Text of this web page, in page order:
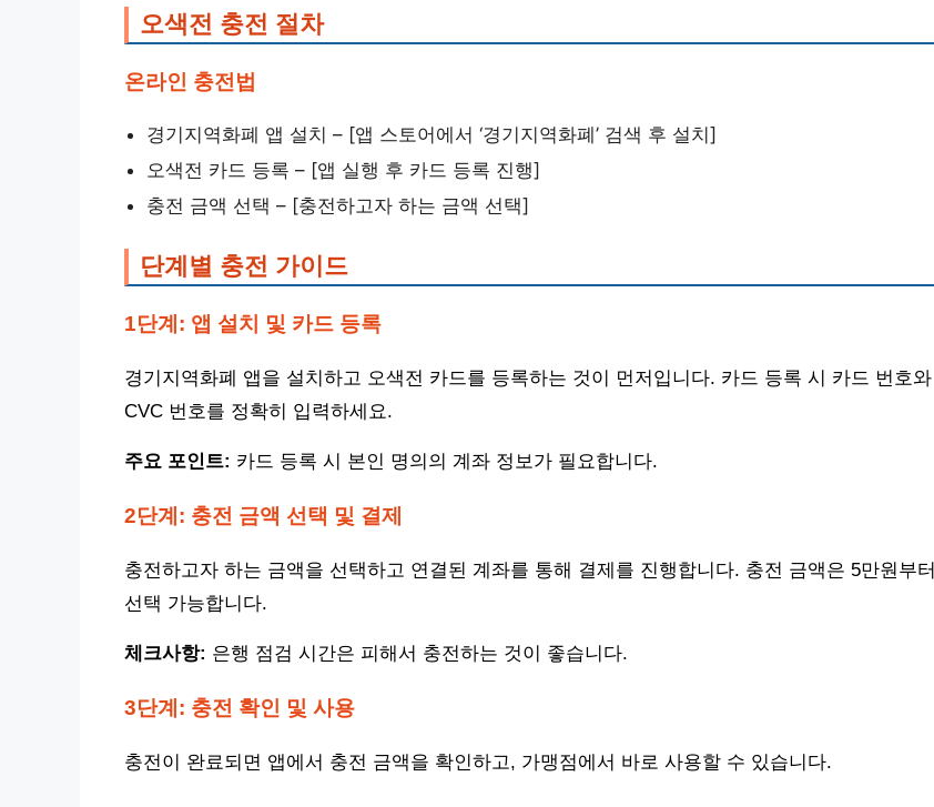
오색전 충전 절차
온라인 충전법
경기지역화폐 앱 설치 – [앱 스토어에서 ‘경기지역화폐’ 검색 후 설치]
오색전 카드 등록 – [앱 실행 후 카드 등록 진행]
충전 금액 선택 – [충전하고자 하는 금액 선택]
단계별 충전 가이드
1단계: 앱 설치 및 카드 등록
경기지역화폐 앱을 설치하고 오색전 카드를 등록하는 것이 먼저입니다. 카드 등록 시 카드 번호와
CVC 번호를 정확히 입력하세요.
주요 포인트: 카드 등록 시 본인 명의의 계좌 정보가 필요합니다.
2단계: 충전 금액 선택 및 결제
충전하고자 하는 금액을 선택하고 연결된 계좌를 통해 결제를 진행합니다. 충전 금액은 5만원부터
선택 가능합니다.
체크사항: 은행 점검 시간은 피해서 충전하는 것이 좋습니다.
3단계: 충전 확인 및 사용
충전이 완료되면 앱에서 충전 금액을 확인하고, 가맹점에서 바로 사용할 수 있습니다.